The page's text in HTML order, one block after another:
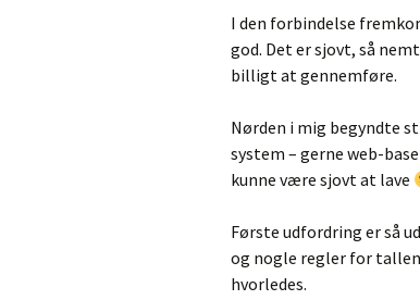
I den forbindelse
god. Det er sjovt, så
billigt at gennemføre.
Nørden i mig begyndte
system – gerne web-
kunne være sjovt at lave
Første udfordring er så
og nogle regler for
hvorledes.